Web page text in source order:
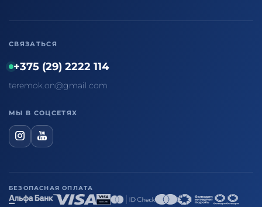
СВЯЗАТЬСЯ
+375 (29) 2222 114
teremok.on@gmail.com
МЫ В СОЦСЕТЯХ
БЕЗОПАСНАЯ ОПЛАТА